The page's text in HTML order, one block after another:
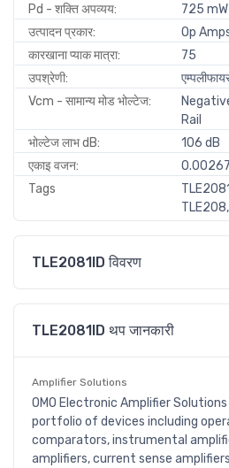
Pd - शक्ति अपव्यय:
725 mW
उत्पादन प्रकार:
Op
कारखाना प्याक मात्रा:
75
उपश्रेणी:
Vcm - सामान्य मोड भोल्टेज:
Rail
भोल्टेज लाभ dB:
106 dB
एकाइ वजन:
Tags
TLE2081ID विवरण
TLE2081ID थप जानकारी
Amplifier Solutions
OMO Electronic Amplifier
portfolio of devices including
comparators, instrumental
amplifiers, current sense